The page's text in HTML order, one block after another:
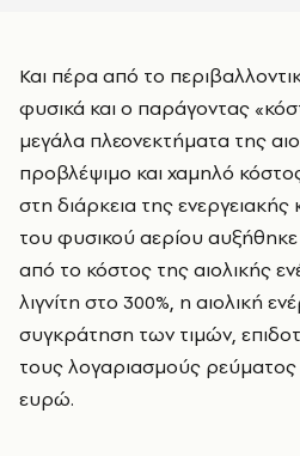
Και πέρα από το περιβαλλοντικό αποτύπωμα, υπάρχει,
φυσικά και ο παράγοντας
μεγάλα πλεονεκτήματα της
προβλέψιμο και χαμηλό
στη διάρκεια της
του φυσικού αερίου αυξήθηκε
από το κόστος της αιολικής
λιγνίτη στο 300%, η αιολική
συγκράτηση των τιμών,
τους λογαριασμούς
ευρώ.